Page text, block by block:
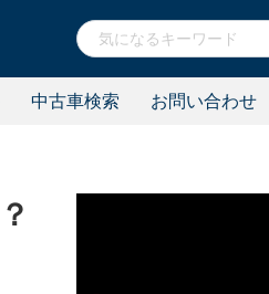
中古車検索 お問い合わせ